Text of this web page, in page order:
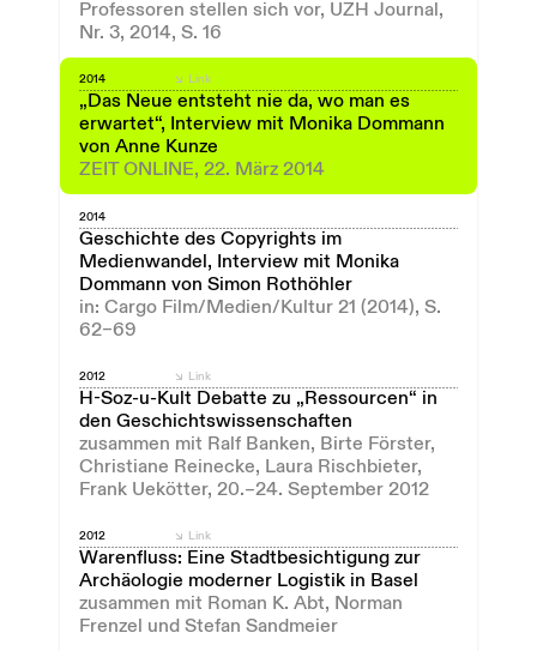
Professoren stellen sich vor, UZH Journal,
Nr. 3, 2014, S. 16
2014
„Das Neue entsteht nie da, wo man es
erwartet“, Interview mit Monika Dommann
von Anne Kunze
ZEIT ONLINE, 22. März 2014
Link
2014
Geschichte des Copyrights im
Medienwandel, Interview mit Monika
Dommann von Simon Rothöhler
in: Cargo Film/Medien/Kultur 21 (2014), S.
62–69
2012
H-Soz-u-Kult Debatte zu „Ressourcen“ in
den Geschichtswissenschaften
zusammen mit Ralf Banken, Birte Förster,
Christiane Reinecke, Laura Rischbieter,
Frank Uekötter, 20.–24. September 2012
Link
2012
Warenfluss: Eine Stadtbesichtigung zur
Archäologie moderner Logistik in Basel
zusammen mit Roman K. Abt, Norman
Frenzel und Stefan Sandmeier
Link